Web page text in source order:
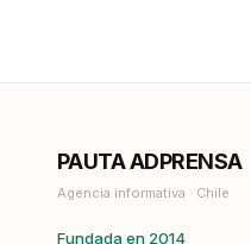
PAUTA ADPRENSA
Agencia informativa · Chile
Fundada en 2014